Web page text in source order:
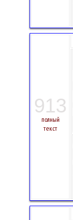
913
полный
текст